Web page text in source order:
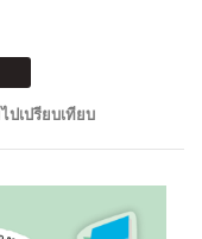
ปเปรียบเทียบ